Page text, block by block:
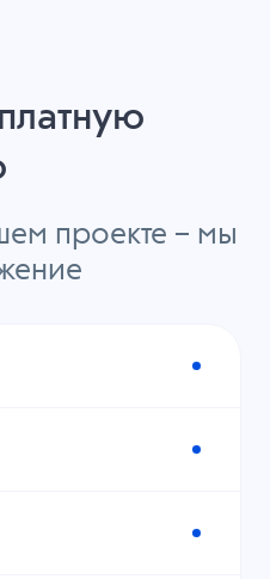
проекте – мы